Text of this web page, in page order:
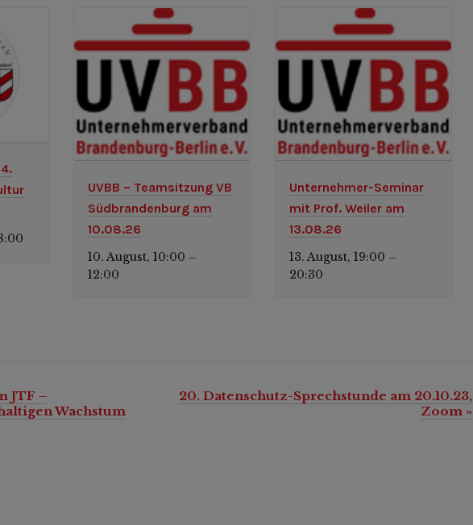
UVBB – Teamsitzung VB
Südbrandenburg am
10.08.26
10. August, 10:00 –
12:00
Unternehmer-Seminar
mit Prof. Weiler am
13.08.26
13. August, 19:00 –
20:30
JTF –
Wachstum
20. Datenschutz-Sprechstunde am 20.10.23,
Zoom »